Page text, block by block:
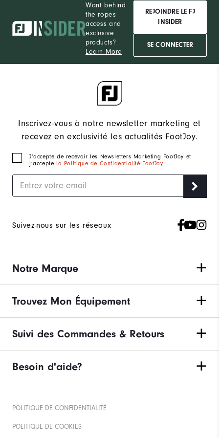
Want behind
the ropes
access and
exclusive
products?
Learn More
REJOINDRE LE FJ
INSIDER
SE CONNECTER
Inscrivez-vous à notre newsletter marketing et
recevez en exclusivité les actualités FootJoy.
J‘accepte de recevoir les Newsletters Marketing FootJoy et
j’accepte la Politique de Confidentialité FootJoy.
Suivez-nous sur les réseaux
Notre Marque
Trouvez Mon Équipement
Suivi des Commandes & Retours
Besoin d'aide?
POLITIQUE DE CONFIDENTIALITÉ
POLITIQUE DE COOKIES